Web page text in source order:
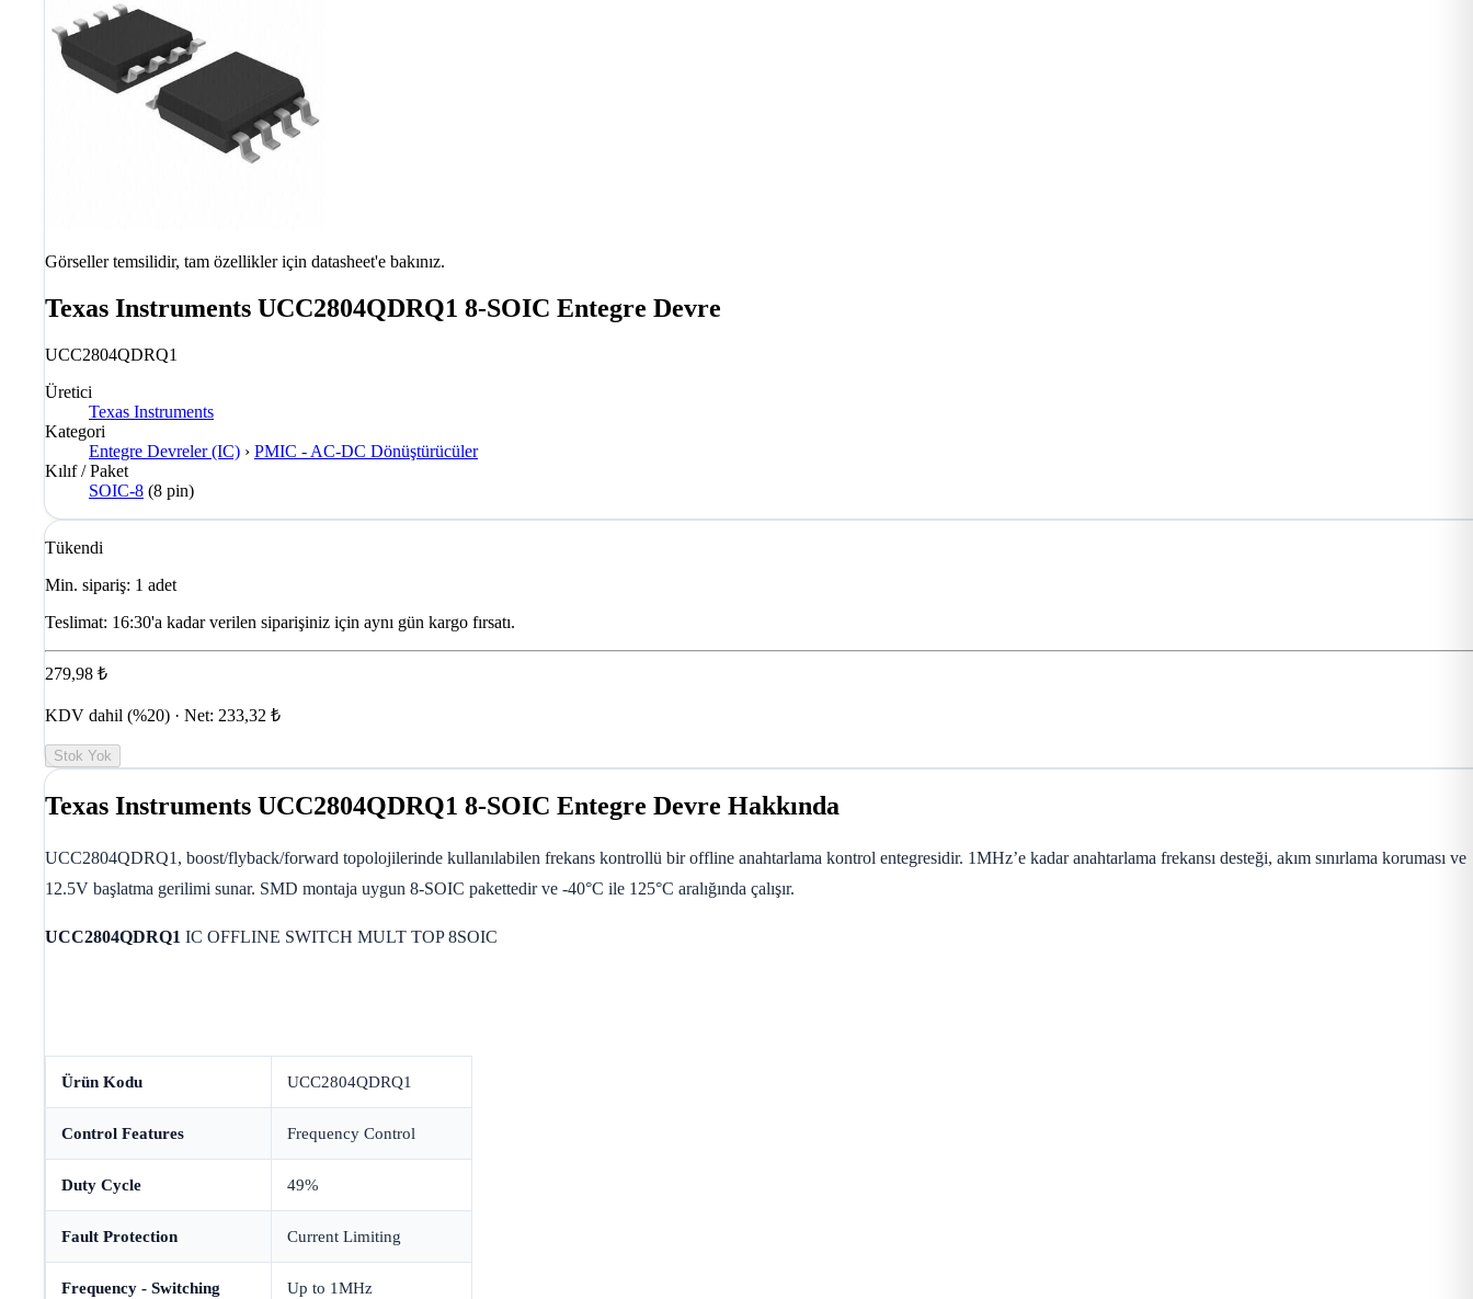
Görseller temsilidir, tam özellikler için datasheet'e bakınız.
Texas Instruments UCC2804QDRQ1 8-SOIC Entegre Devre
UCC2804QDRQ1
Üretici
Texas Instruments
Kategori
Entegre Devreler (IC) › PMIC - AC-DC Dönüştürücüler
Kılıf / Paket
SOIC-8 (8 pin)
Tükendi
Min. sipariş: 1 adet
Teslimat: 16:30'a kadar verilen siparişiniz için aynı gün kargo fırsatı.
279,98 ₺
KDV dahil (%20) · Net: 233,32 ₺
Stok Yok
Texas Instruments UCC2804QDRQ1 8-SOIC Entegre Devre Hakkında
UCC2804QDRQ1, boost/flyback/forward topolojilerinde kullanılabilen frekans kontrollü bir offline anahtarlama kontrol entegresidir. 1MHz’e kadar anahtarlama frekansı desteği, akım sınırlama koruması ve
12.5V başlatma gerilimi sunar. SMD montaja uygun 8-SOIC pakettedir ve -40°C ile 125°C aralığında çalışır.
UCC2804QDRQ1 IC OFFLINE SWITCH MULT TOP 8SOIC
Ürün Kodu UCC2804QDRQ1
Control Features Frequency Control
Duty Cycle 49%
Fault Protection Current Limiting
Frequency - Switching Up to 1MHz